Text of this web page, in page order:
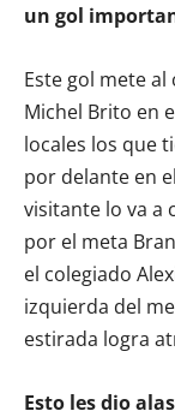
un gol
Este gol mete
Michel Brito en
locales los que
por delante en
visitante lo va a
por el meta
el colegiado
izquierda del
estirada logra
Esto les dio